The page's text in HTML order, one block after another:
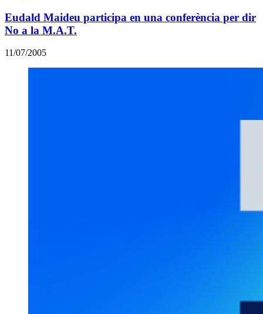
Eudald Maideu participa en una conferència per dir
No a la M.A.T.
11/07/2005